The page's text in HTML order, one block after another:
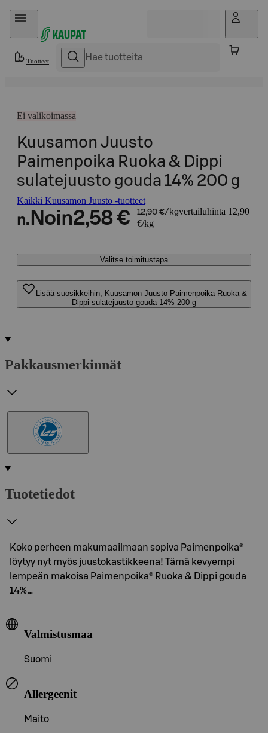
Hyppää sisältöön
Tuotteet
Ei valikoimassa
Kuusamon Juusto
Paimenpoika Ruoka & Dippi
sulatejuusto gouda 14% 200 g
Kaikki Kuusamon Juusto -tuotteet
n. Noin2,58 € 12,90 €/kgvertailuhinta 12,90
€/kg
Valitse toimitustapa
Lisää suosikkeihin, Kuusamon Juusto Paimenpoika Ruoka &
Dippi sulatejuusto gouda 14% 200 g
Pakkausmerkinnät
Tuotetiedot
Koko perheen makumaailmaan sopiva Paimenpoika®
löytyy nyt myös juustokastikkeena! Tämä kevyempi
lempeän makoisa Paimenpoika® Ruoka & Dippi gouda
14%…
Valmistusmaa
Suomi
Allergeenit
Maito